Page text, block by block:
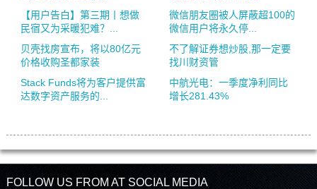
【用户告白】第三期丨想做
民宿又为采暖犯难？...
微信朋友圈被人屏蔽超100的
微信用户将永久停...
贝壳找房宣布，将以80亿元
价格收购圣都家装
不了解证券想炒股,那一定要
找川财资管
Stack Funds将为客户提供富
达数字资产服务的...
中航光电：一季度净利同比
增长281.43%
FOLLOW US FROM AT SOCIAL MEDIA